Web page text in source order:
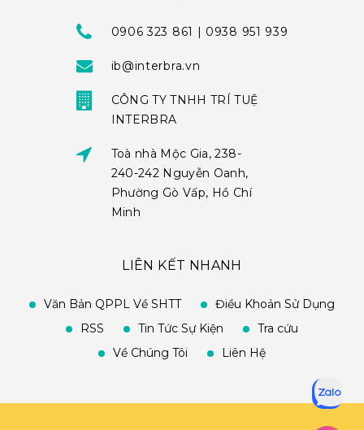
0906 323 861 | 0938 951 939
ib@interbra.vn
CÔNG TY TNHH TRÍ TUỆ
INTERBRA
Toà nhà Mộc Gia, 238-
240-242 Nguyễn Oanh,
Phường Gò Vấp, Hồ Chí
Minh
LIÊN KẾT NHANH
Văn Bản QPPL Về SHTT
Điều Khoản Sử Dụng
RSS
Tin Tức Sự Kiện
Tra cứu
Về Chúng Tôi
Liên Hệ